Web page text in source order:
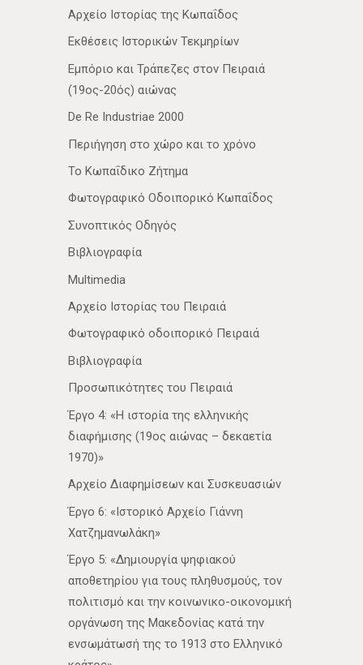
Αρχείο Ιστορίας της Κωπαΐδος
Εκθέσεις Ιστορικών Τεκμηρίων
Εμπόριο και Τράπεζες στον Πειραιά
(19ος-20ός) αιώνας
De Re Industriae 2000
Περιήγηση στο χώρο και το χρόνο
Το Κωπαΐδικο Ζήτημα
Φωτογραφικό Οδοιπορικό Κωπαΐδος
Συνοπτικός Οδηγός
Βιβλιογραφία
Multimedia
Αρχείο Ιστορίας του Πειραιά
Φωτογραφικό οδοιπορικό Πειραιά
Βιβλιογραφία
Προσωπικότητες του Πειραιά
Έργο 4: «Η ιστορία της ελληνικής
διαφήμισης (19ος αιώνας – δεκαετία
1970)»
Αρχείο Διαφημίσεων και Συσκευασιών
Έργο 6: «Ιστορικό Αρχείο Γιάννη
Χατζημανωλάκη»
Έργο 5: «Δημιουργία ψηφιακού
αποθετηρίου για τους πληθυσμούς, τον
πολιτισμό και την κοινωνικο-οικονομική
οργάνωση της Μακεδονίας κατά την
ενσωμάτωσή της το 1913 στο Ελληνικό